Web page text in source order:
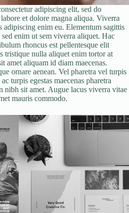
adipiscing elit, sed do
et dolore magna aliqua. Viverra
adipiscing enim eu. Elementum sagittis
enim ut sem viverra aliquet. Hac
rhoncus est pellentesque elit
tristique nulla aliquet enim tortor at
amet aliquam id diam maecenas.
ornare aenean. Vel pharetra vel turpis
turpis egestas maecenas pharetra
sit amet. Augue lacus viverra vitae
mauris commodo.